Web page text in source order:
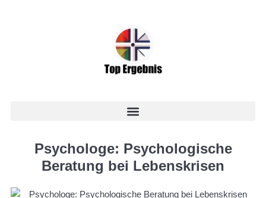
Psychologe: Psychologische
Beratung bei Lebenskrisen